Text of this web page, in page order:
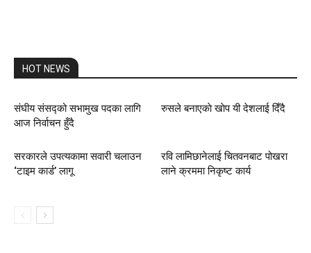
HOT NEWS
संघीय संसद्को सभामुख पदका लागि
आज निर्वाचन हुँदै
रुसले बनाएकाे खाेप यी देशलाई दिँदै
सरकारले उपत्यकामा सवारी चलाउन
‘टाइम कार्ड’ लागू
रवि लामिछानेलाई चितवनबाट पोखरा
लाने क्रममा निकृष्ट कार्य